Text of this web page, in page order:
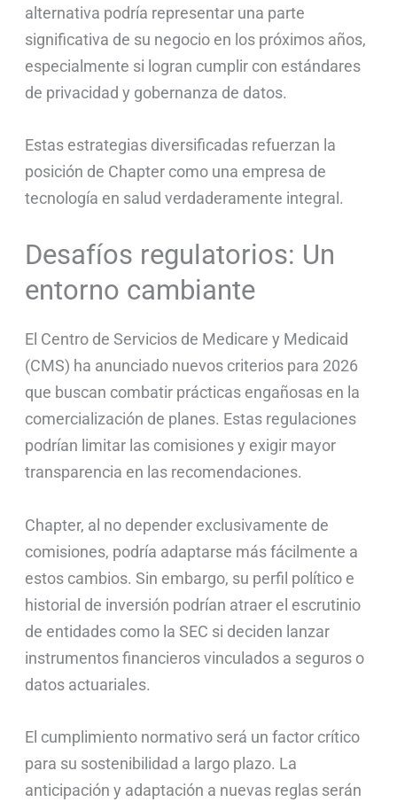
alternativa podría representar una parte
significativa de su negocio en los próximos años,
especialmente si logran cumplir con estándares
de privacidad y gobernanza de datos.
Estas estrategias diversificadas refuerzan la
posición de Chapter como una empresa de
tecnología en salud verdaderamente integral.
Desafíos regulatorios: Un
entorno cambiante
El Centro de Servicios de Medicare y Medicaid
(CMS) ha anunciado nuevos criterios para 2026
que buscan combatir prácticas engañosas en la
comercialización de planes. Estas regulaciones
podrían limitar las comisiones y exigir mayor
transparencia en las recomendaciones.
Chapter, al no depender exclusivamente de
comisiones, podría adaptarse más fácilmente a
estos cambios. Sin embargo, su perfil político e
historial de inversión podrían atraer el escrutinio
de entidades como la SEC si deciden lanzar
instrumentos financieros vinculados a seguros o
datos actuariales.
El cumplimiento normativo será un factor crítico
para su sostenibilidad a largo plazo. La
anticipación y adaptación a nuevas reglas serán